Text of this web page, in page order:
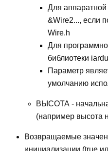
Для
&Wire2..., если
Wire.h
Для
библиотеки
Параметр
умолчанию
ВЫСОТА -
(например высота
Возвращаемые